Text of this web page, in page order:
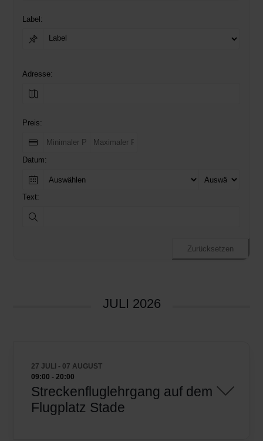
Label:
Adresse:
Preis:
Datum:
Text:
Zurücksetzen
JULI 2026
27 JULI - 07 AUGUST
09:00 -20:00
Streckenfluglehrgang auf dem
Flugplatz Stade